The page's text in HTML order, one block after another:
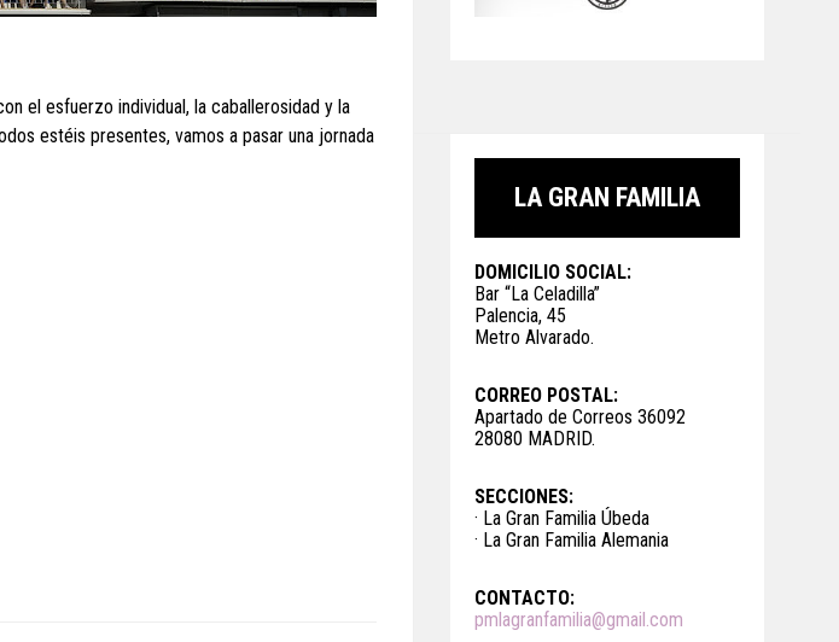
el esfuerzo individual, la caballerosidad y la
estéis presentes, vamos a pasar una jornada
LA GRAN FAMILIA
DOMICILIO SOCIAL:
Bar “La Celadilla”
Palencia, 45
Metro Alvarado.
CORREO POSTAL:
Apartado de Correos 36092
28080 MADRID.
SECCIONES:
· La Gran Familia Úbeda
· La Gran Familia Alemania
CONTACTO:
pmlagranfamilia@gmail.com